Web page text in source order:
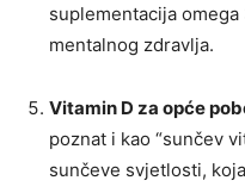
suplementacija
mentalnog zdravlja.
Vitamin D za opće
poznat i kao “sunčev
sunčeve svjetlosti,